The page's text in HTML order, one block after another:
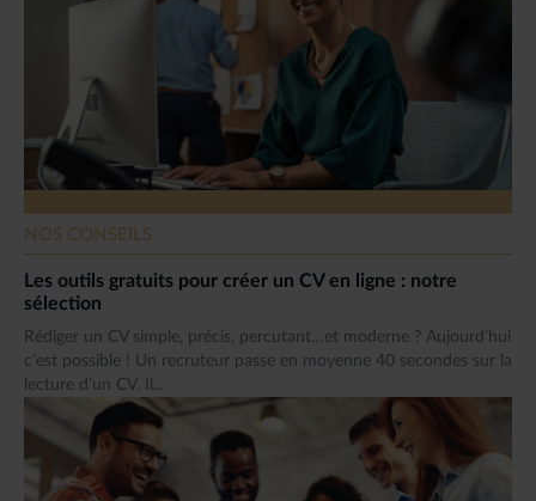
NOS CONSEILS
Les outils gratuits pour créer un CV en ligne : notre
sélection
Rédiger un CV simple, précis, percutant…et moderne ? Aujourd’hui
c’est possible ! Un recruteur passe en moyenne 40 secondes sur la
lecture d’un CV. Il...